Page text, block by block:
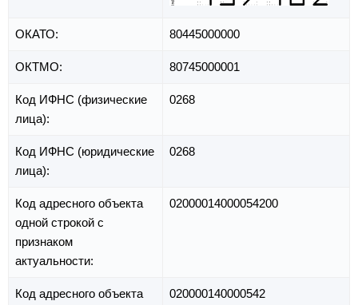
ОКАТО: 80445000000
ОКТМО: 80745000001
Код ИФНС (физические
лица):
0268
Код ИФНС (юридические
лица):
0268
Код адресного объекта
одной строкой с
признаком
актуальности:
02000014000054200
Код адресного объекта
020000140000542